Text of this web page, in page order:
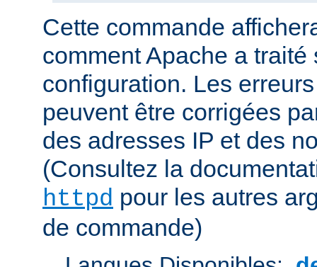
Cette commande
comment Apache a traité
configuration. Les
peuvent être corrigées
des adresses IP et des
(Consultez la
httpd pour les autres
de commande)